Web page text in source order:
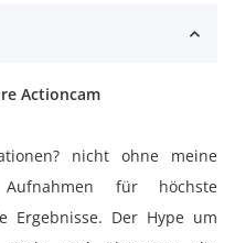
Actioncam
nicht ohne meine
Aufnahmen für höchste
Ergebnisse. Der Hype um